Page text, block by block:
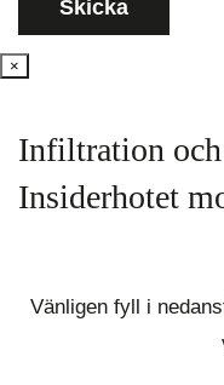
×
Infiltration
Insiderhotet
Vänligen fyll i